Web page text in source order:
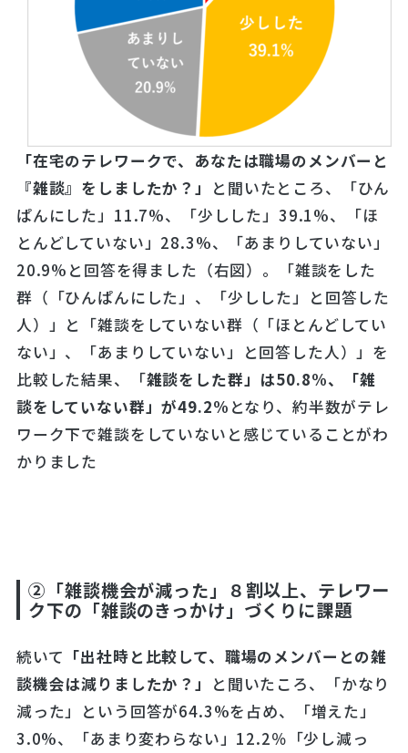
「在宅のテレワークで、あなたは職場のメンバーと
『雑談』 をしましたか ？」
と聞いたところ、「ひん
ぱんにした」11.7%、「少しした」39.1%、「ほ
とんどしていない」28.3%、「あまりしていない」
20.9%と回答を得ました（右図）。「雑談をした
群（「ひんぱんにした」、「少しした」と回答した
人）」と「雑談をしていない群（「ほとんどしてい
ない」、「あまりしていない」と回答した人）」を
比較した結果、「雑談をした群」 は50.8%、
「雑
談をしていない群」が49.2% となり、約半数がテレ
ワーク下で雑談をしていないと感じていることがわ
かりました
②「雑談機会が減った」８割以上、テレワー
ク下の「雑談のきっかけ」づくりに課題
続いて 「出社時と比較して、職場のメンバーとの雑
談機会は減りま したか？」
と聞いたころ、「かなり
減った」という回答が64.3%を占め、「増えた」
3.0%、「あまり変わらない」12.2％「少し減っ